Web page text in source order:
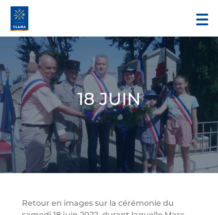
18 JUIN
Retour en images sur la cérémonie du